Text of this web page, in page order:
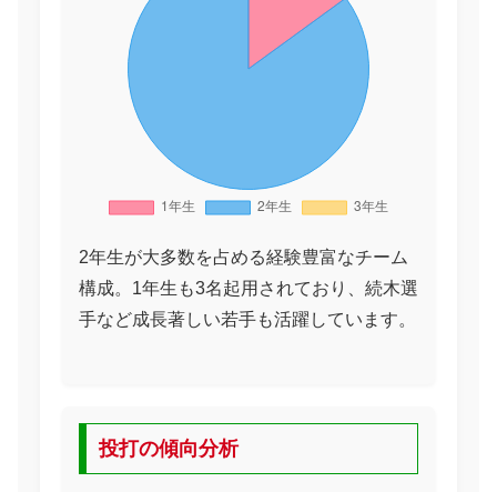
2年生が大多数を占める経験豊富なチーム
構成。1年生も3名起用されており、続木選
手など成長著しい若手も活躍しています。
投打の傾向分析